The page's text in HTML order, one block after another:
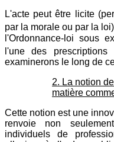
L'acte peut être licite
par la morale ou par la
l'Ordonnance-loi sous
l'une des
examinerons le long de
2. La notion
matière
Cette notion est une
renvoie non
individuels de